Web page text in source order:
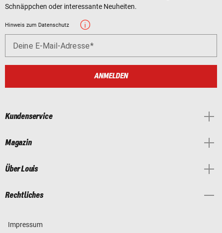
Schnäppchen oder interessante Neuheiten.
Hinweis zum Datenschutz
Deine E-Mail-Adresse
ANMELDEN
Kundenservice
Magazin
Über Louis
Rechtliches
Impressum